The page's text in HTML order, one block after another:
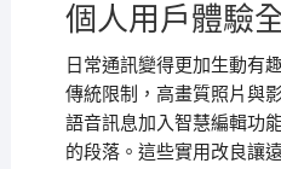
個人用戶體驗
日常通訊變得更加生動有
傳統限制，高畫質照片與
語音訊息加入智慧編輯功
的段落。這些實用改良讓